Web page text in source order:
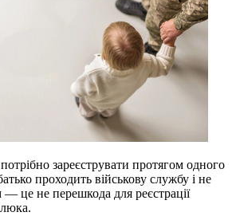
зареєструвати протягом одного
проходить військову службу і не
це не перешкода для реєстрації